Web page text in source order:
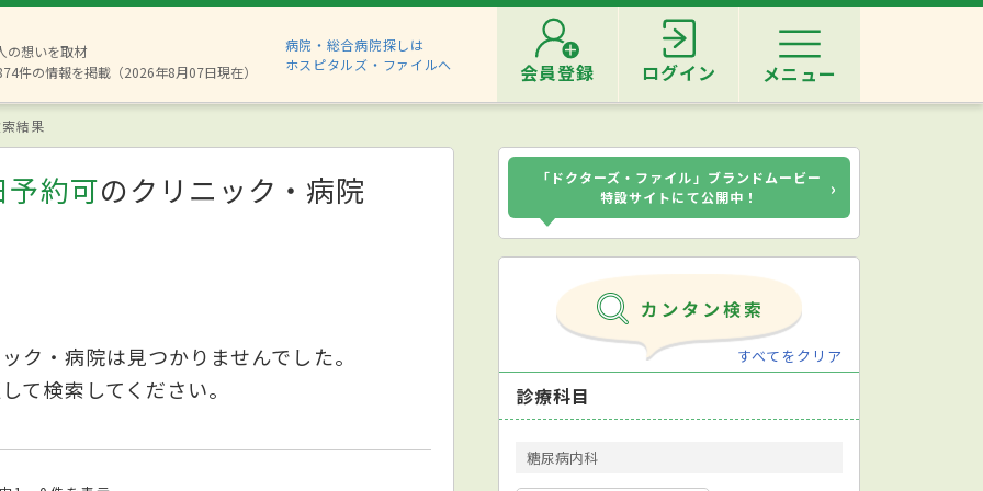
の想いを取材
件の情報を掲載（2026年8月07日現在）
病院・総合病院探しは
ホスピタルズ・ファイルへ
会員登録 ログイン メニュー
結果
約可のクリニック・病院
ク・病院は見つかりませんでした。
て検索してください。
「ドクターズ・ファイル」ブランドムービー
特設サイトにて公開中！
›
すべてをクリア
診療科目
糖尿病内科